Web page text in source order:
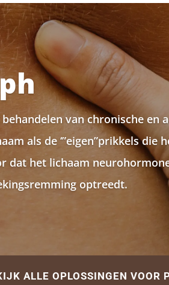
van chronische en
als de ‘”eigen”prikkels die
dat het lichaam
optreedt.
ALLE OPLOSSINGEN VOOR